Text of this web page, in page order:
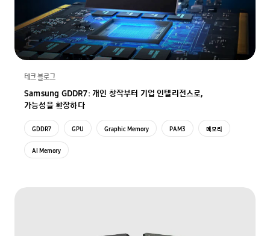
테크 블로그
Samsung GDDR7: 개인 창작부터 기업 인텔리전스로,
가능성을 확장하다
GDDR7 GPU Graphic Memory PAM3 메모리
AI Memory